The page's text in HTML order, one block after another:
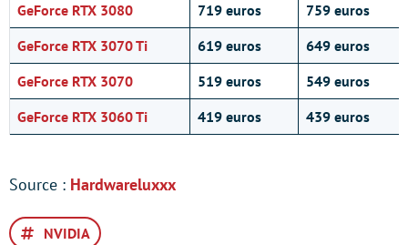
GeForce RTX 3080
719 euros
759 euros
GeForce RTX 3070 Ti
619 euros
649 euros
GeForce RTX 3070
519 euros
549 euros
GeForce RTX 3060 Ti
419 euros 439 euros
Source : Hardwareluxxx
NVIDIA